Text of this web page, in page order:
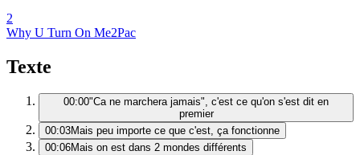
2
Why U Turn On Me2Pac
Texte
00:00"Ca ne marchera jamais", c'est ce qu'on s'est dit en
premier
00:03Mais peu importe ce que c'est, ça fonctionne
00:06Mais on est dans 2 mondes différents